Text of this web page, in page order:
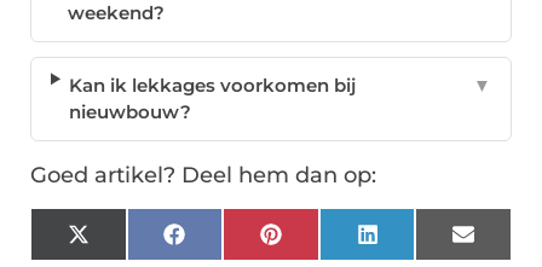
weekend?
Kan ik lekkages voorkomen bij
nieuwbouw?
▼
Goed artikel? Deel hem dan op:
X
(Twitter)
FacebookPinterest LinkedIn Email